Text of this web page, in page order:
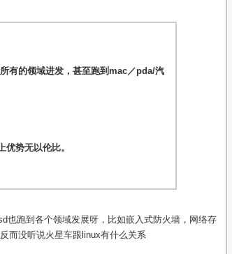
有的领域进发，甚至跑到mac／pda/汽
势无以伦比。
也跑到各个领域发展呀，比如嵌入式防火墙，网络存
而没听说火星车跟linux有什么关系